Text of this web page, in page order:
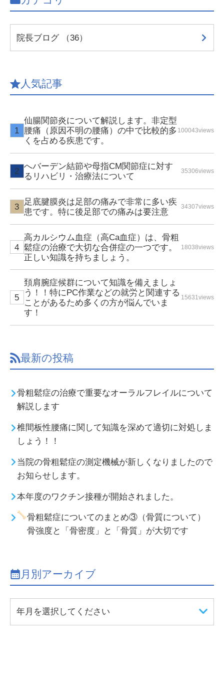
院長ブログ （36）
人気記事
仙腸関節炎について解説します。非定型
腰痛（原因不明の腰痛）の中で比較的多
くを占める疾患です。
100043views
へバーデン結節や母指CM関節症に対す
るリハビリ・治療法について
35306views
足底腱膜炎は足部の痛みで非常に多い疾
患です。特に後足部での痛みは要注意
34307views
高カルシウム血症（高Ca血症）は、骨粗
鬆症の治療で大切な合併症の一つです。
正しい知識を持ちましょう。
18038views
頚肩腕症候群について知識を備えましょ
う！！特にPC作業などの就労と関連する
ことがあるため多くの方が悩んでいま
す！
15631views
最新の投稿
骨粗鬆症の治療で重要なオーラルフレイルについて
解説します
椎間板性腰痛に関して知識を深めて適切に対処しま
しょう！！
当院の骨粗鬆症の測定機械が新しくなりましたので
お知らせします。
本年度のワクチン接種が開始されました。
骨粗鬆症についてのまとめ③（骨質について）
骨強度と「骨密度」と「骨質」が大切です
月別アーカイブ
年月を選択してください